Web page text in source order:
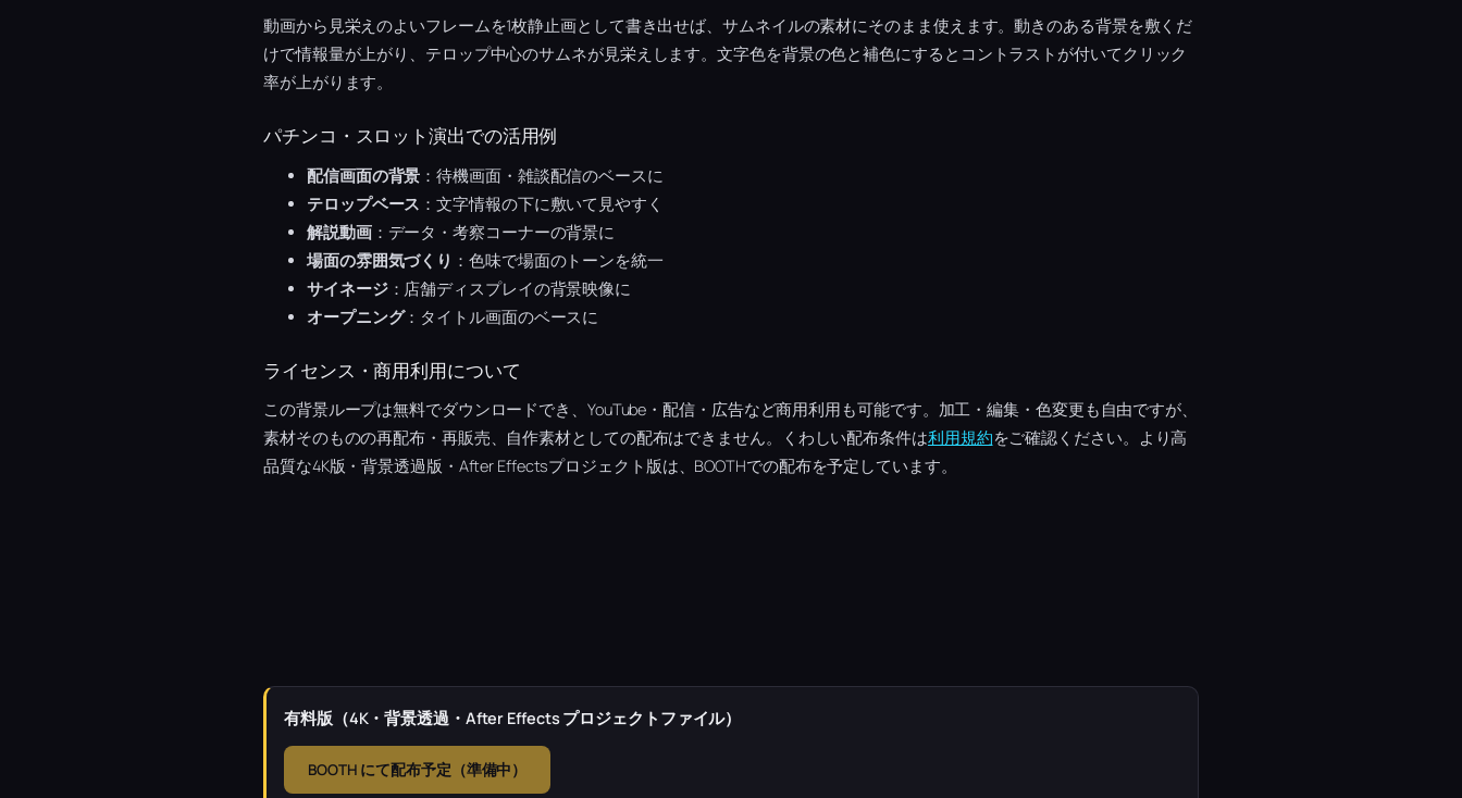
動画から見栄えのよいフレームを1枚静止画として書き出せば、サムネイルの素材にそのまま使えます。動きのある背景を敷くだ
けで情報量が上がり、テロップ中心のサムネが見栄えします。文字色を背景の色と補色にするとコントラストが付いてクリック
率が上がります。
パチンコ・スロット演出での活用例
配信画面の背景 ：待機画面・雑談配信のベースに
テロップベース ：文字情報の下に敷いて見やすく
解説動画：データ・考察コーナーの背景に
場面の雰囲気づくり ：色味で場面のトーンを統一
サイネージ：店舗ディスプレイの背景映像に
オープニング：タイトル画面のベースに
ライセンス・商用利用について
この背景ループは無料でダウンロードでき、YouTube・配信・広告など商用利用も可能です。加工・編集・色変更も自由ですが、
素材そのものの再配布・再販売、自作素材としての配布はできません。くわしい配布条件は利用規約をご確認ください。より高
品質な4K版・背景透過版・After Effectsプロジェクト版は、BOOTHでの配布を予定しています。
有料版（4K・背景透過・After Effects プロジェクトファイル）
BOOTH にて配布予定（準備中）